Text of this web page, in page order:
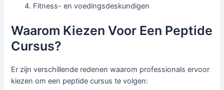
Fitness- en voedingsdeskundigen
Waarom Kiezen Voor Een Peptide
Cursus?
Er zijn verschillende redenen waarom professionals ervoor
kiezen om een peptide cursus te volgen: